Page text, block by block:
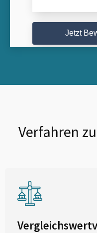
Jetzt
Verfahren